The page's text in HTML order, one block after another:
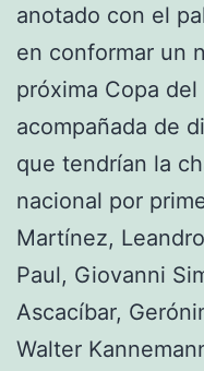
anotado con el
en conformar un
próxima Copa
acompañada de
que tendrían la
nacional por
Martínez,
Paul, Giovanni
Ascacíbar,
Walter